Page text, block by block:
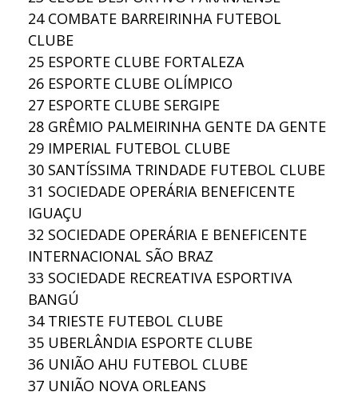
24 COMBATE BARREIRINHA FUTEBOL
CLUBE
25 ESPORTE CLUBE FORTALEZA
26 ESPORTE CLUBE OLÍMPICO
27 ESPORTE CLUBE SERGIPE
28 GRÊMIO PALMEIRINHA GENTE DA GENTE
29 IMPERIAL FUTEBOL CLUBE
30 SANTÍSSIMA TRINDADE FUTEBOL CLUBE
31 SOCIEDADE OPERÁRIA BENEFICENTE
IGUAÇU
32 SOCIEDADE OPERÁRIA E BENEFICENTE
INTERNACIONAL SÃO BRAZ
33 SOCIEDADE RECREATIVA ESPORTIVA
BANGÚ
34 TRIESTE FUTEBOL CLUBE
35 UBERLÂNDIA ESPORTE CLUBE
36 UNIÃO AHU FUTEBOL CLUBE
37 UNIÃO NOVA ORLEANS